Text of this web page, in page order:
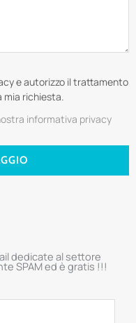
e autorizzo il trattamento
mia richiesta.
informativa privacy
dedicate al settore
SPAM ed è gratis !!!